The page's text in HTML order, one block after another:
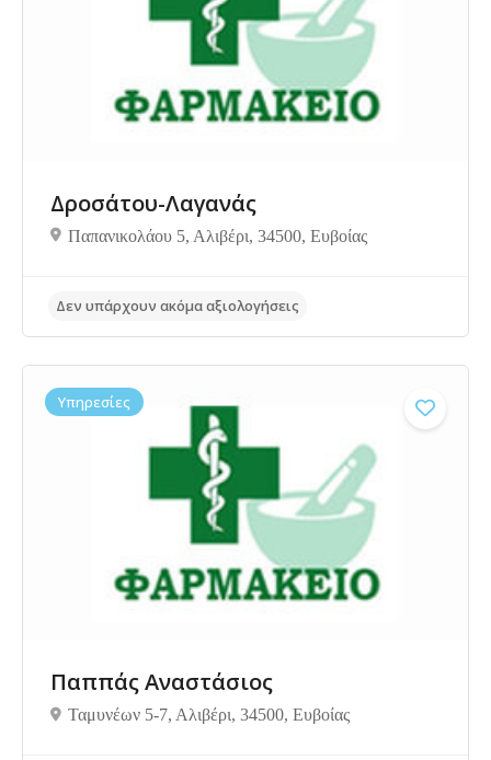
Δεν υπάρχουν ακόμα αξιολογήσεις
Δροσάτου-Λαγανάς
Παπανικολάου 5, Αλιβέρι, 34500, Ευβοίας
Υπηρεσίες
Παππάς Αναστάσιος
Ταμυνέων 5-7, Αλιβέρι, 34500, Ευβοίας